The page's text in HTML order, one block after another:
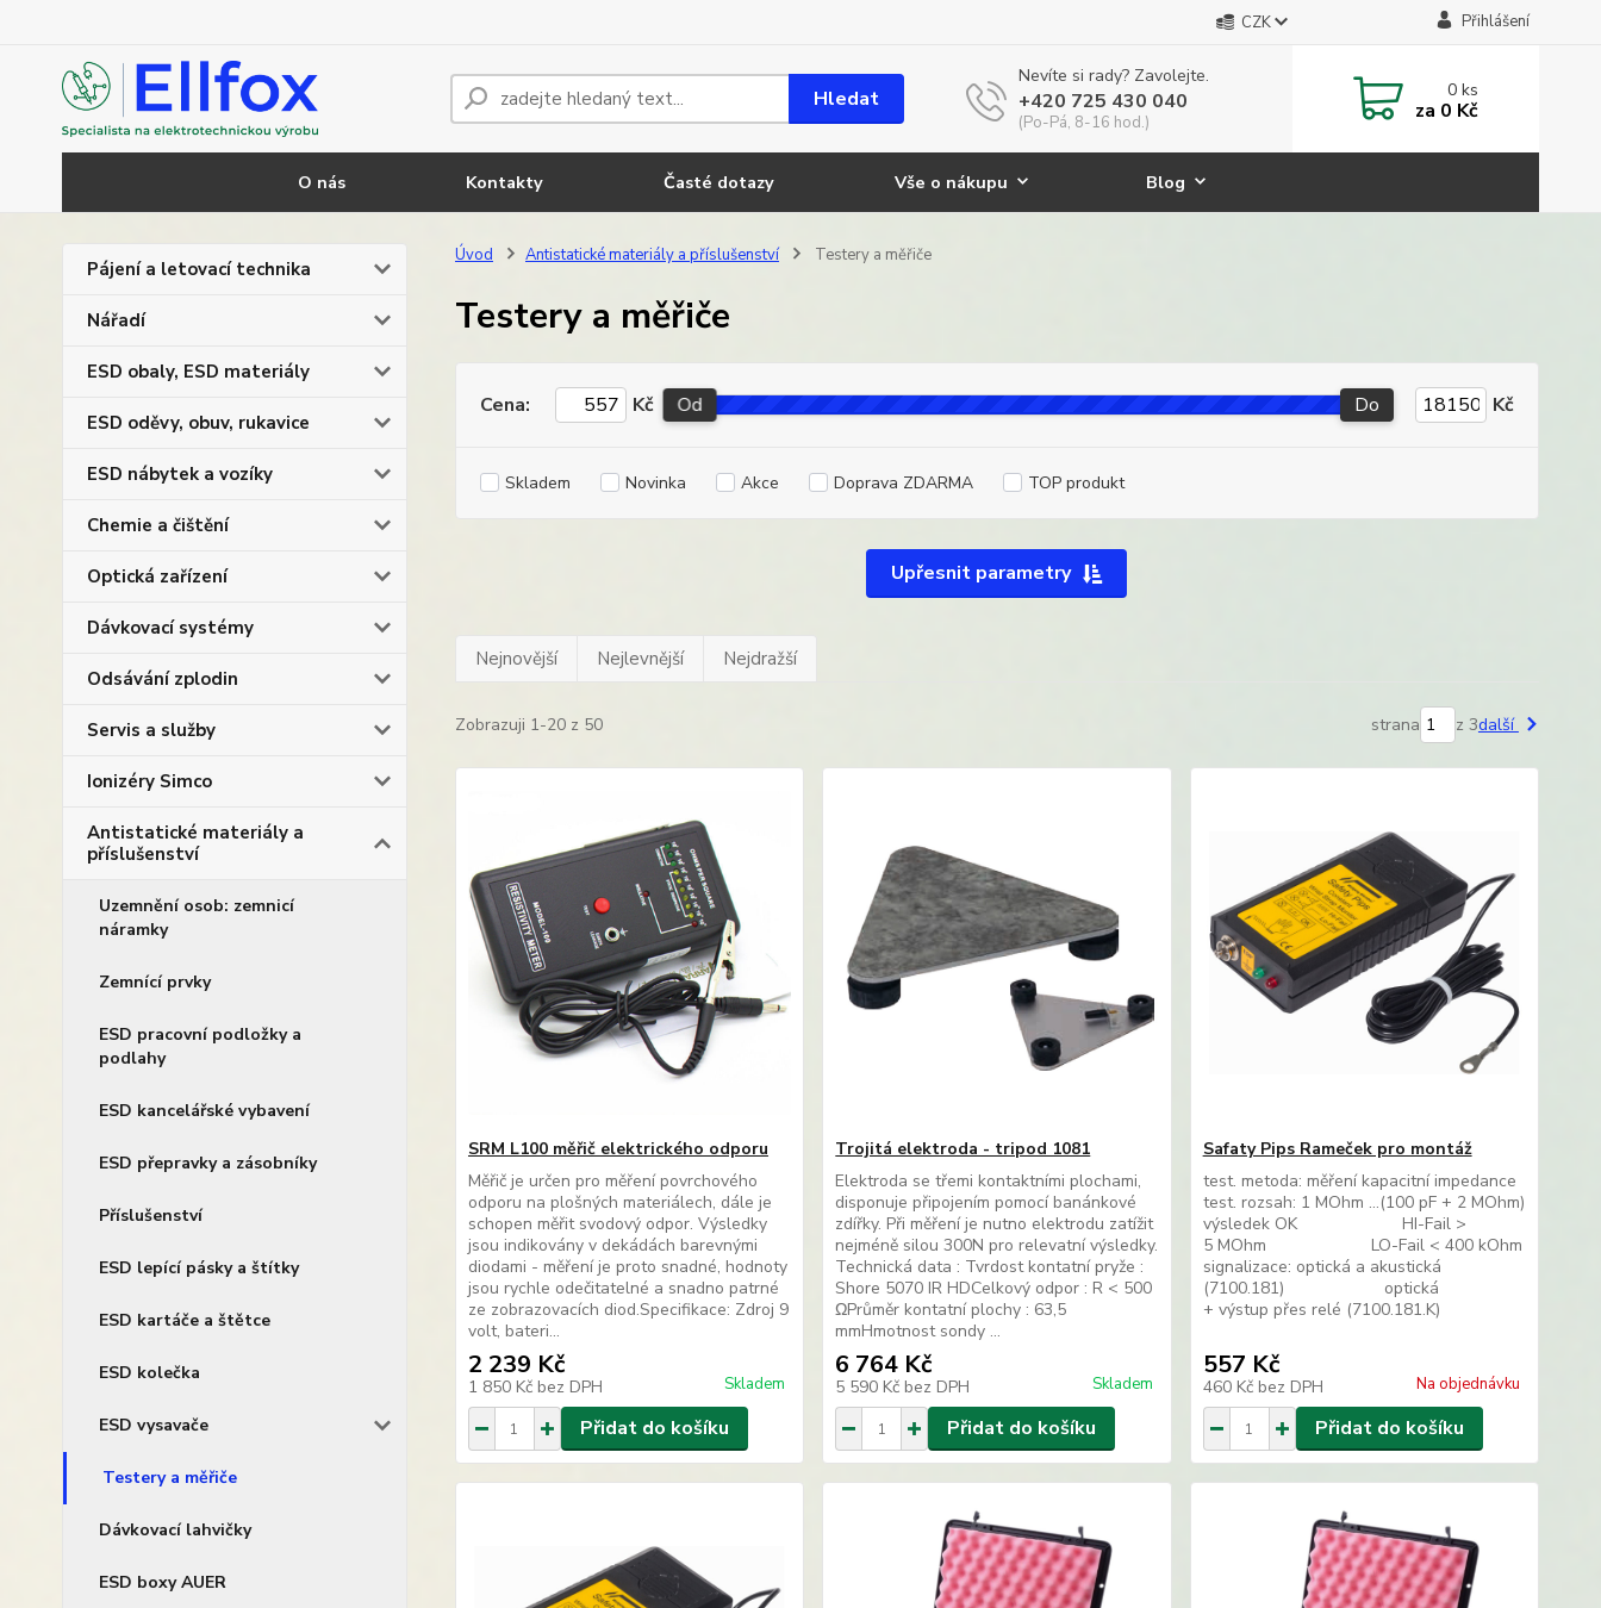
O nás Kontakty Časté dotazy Vše o nákupu Blog
CZK Přihlášení
Hledat
Nevíte si rady? Zavolejte.
+420 725 430 040
(Po-Pá, 8-16 hod.)
0ks
za 0 Kč
Pájení a letovací technika
Nářadí
ESD obaly, ESD materiály
ESD oděvy, obuv, rukavice
ESD nábytek a vozíky
Chemie a čištění
Optická zařízení
Dávkovací systémy
Odsávání zplodin
Servis a služby
Ionizéry Simco
Antistatické materiály a
příslušenství
Uzemnění osob: zemnicí
náramky
Zemnící prvky
ESD pracovní podložky a
podlahy
ESD kancelářské vybavení
ESD přepravky a zásobníky
Příslušenství
ESD lepící pásky a štítky
ESD kartáče a štětce
ESD kolečka
ESD vysavače
Testery a měřiče
Dávkovací lahvičky
ESD boxy AUER
Úvod Antistatické materiály a příslušenství Testery a měřiče
Testery a měřiče
Upřesnit parametry
Cena: Kč Od Do Kč
Skladem Novinka Akce Doprava ZDARMA TOP produkt
Nejnovější Nejlevnější Nejdražší
Zobrazuji 1-20 z 50 strana z 3další
SRM L100 měřič elektrického odporu
Měřič je určen pro měření povrchového
odporu na plošných materiálech, dále je
schopen měřit svodový odpor. Výsledky
jsou indikovány v dekádách barevnými
diodami - měření je proto snadné, hodnoty
jsou rychle odečitatelné a snadno patrné
ze zobrazovacích diod.Specifikace: Zdroj 9
volt, bateri...
2 239 Kč
1 850 Kč bez DPH Skladem
Přidat do košíku
Trojitá elektroda - tripod 1081
Elektroda se třemi kontaktními plochami,
disponuje připojením pomocí banánkové
zdířky. Při měření je nutno elektrodu zatížit
nejméně silou 300N pro relevatní výsledky.
Technická data : Tvrdost kontatní pryže :
Shore 5070 IR HDCelkový odpor : R < 500
ΩPrůměr kontatní plochy : 63,5
mmHmotnost sondy ...
6 764 Kč
5 590 Kč bez DPH Skladem
Přidat do košíku
Safaty Pips Rameček pro montáž
test. metoda: měření kapacitní impedance
test. rozsah: 1 MOhm ...(100 pF + 2 MOhm)
výsledek OK HI-Fail >
5 MOhm LO-Fail < 400 kOhm
signalizace: optická a akustická
(7100.181) optická
+ výstup přes relé (7100.181.K)
557 Kč
460 Kč bez DPH Na objednávku
Přidat do košíku